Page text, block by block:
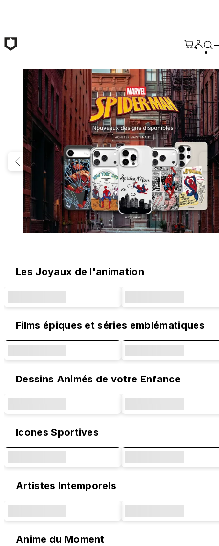
Les Joyaux de l'animation
Films épiques et séries emblématiques
Dessins Animés de votre Enfance
Icones Sportives
Artistes Intemporels
Anime du Moment